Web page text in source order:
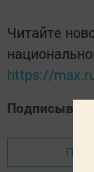
Читайте
https://